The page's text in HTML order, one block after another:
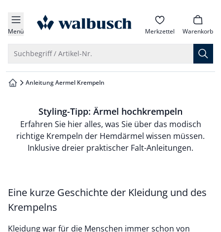
springen
springen
springen
springen
Menü zur Startseite Merkzettel Warenkorb
Suchbegriff / Artikel-Nr.
zur Startseite
Anleitung Aermel Krempeln
Styling-Tipp: Ärmel hochkrempeln
Erfahren Sie hier alles, was Sie über das modisch
richtige Krempeln der Hemdärmel wissen müssen.
Inklusive dreier praktischer Falt-Anleitungen.
Eine kurze Geschichte der Kleidung und des
Krempelns
Kleidung war für die Menschen immer schon von